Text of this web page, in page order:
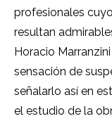
profesionales
resultan
Horacio
sensación de
señalarlo así en
el estudio de la